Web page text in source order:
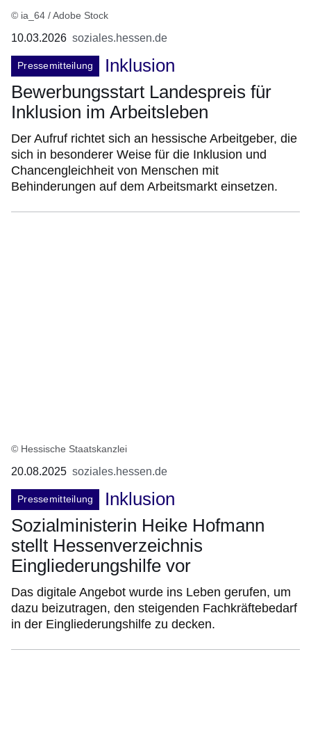
© ia_64 / Adobe Stock
10.03.2026 soziales.hessen.de
Pressemitteilung
Inklusion
Bewerbungsstart Landespreis für
Inklusion im Arbeitsleben
Der Aufruf richtet sich an hessische Arbeitgeber, die
sich in besonderer Weise für die Inklusion und
Chancengleichheit von Menschen mit
Behinderungen auf dem Arbeitsmarkt einsetzen.
© Hessische Staatskanzlei
20.08.2025 soziales.hessen.de
Pressemitteilung
Inklusion
Sozialministerin Heike Hofmann
stellt Hessenverzeichnis
Eingliederungshilfe vor
Das digitale Angebot wurde ins Leben gerufen, um
dazu beizutragen, den steigenden Fachkräftebedarf
in der Eingliederungshilfe zu decken.